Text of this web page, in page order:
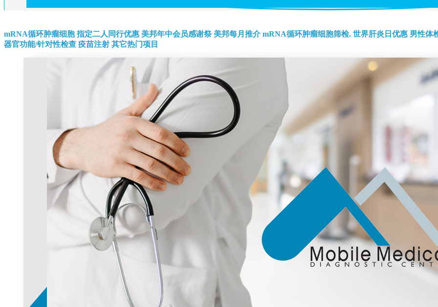
mRNA循环肿瘤细胞 指定二人同行优惠 美邦年中会员感谢祭 美邦每月推介 mRNA循环肿瘤细胞筛检. 世界肝炎日优惠 男性体
器官功能/针对性检查 疫苗注射 其它热门项目